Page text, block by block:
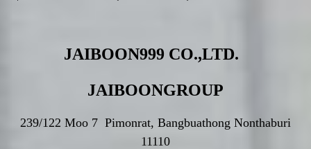
JAIBOON999 CO.,LTD.
JAIBOONGROUP
239/122 Moo 7 Pimonrat, Bangbuathong Nonthaburi
11110